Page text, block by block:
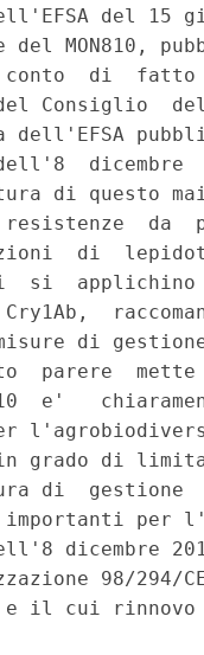
del 15
MON810,
conto  di
Consiglio
dicembre
di questo
da
di
applichino
di
parere
e'
grado di
di  gestione
per
dicembre
98/294/
e il cui